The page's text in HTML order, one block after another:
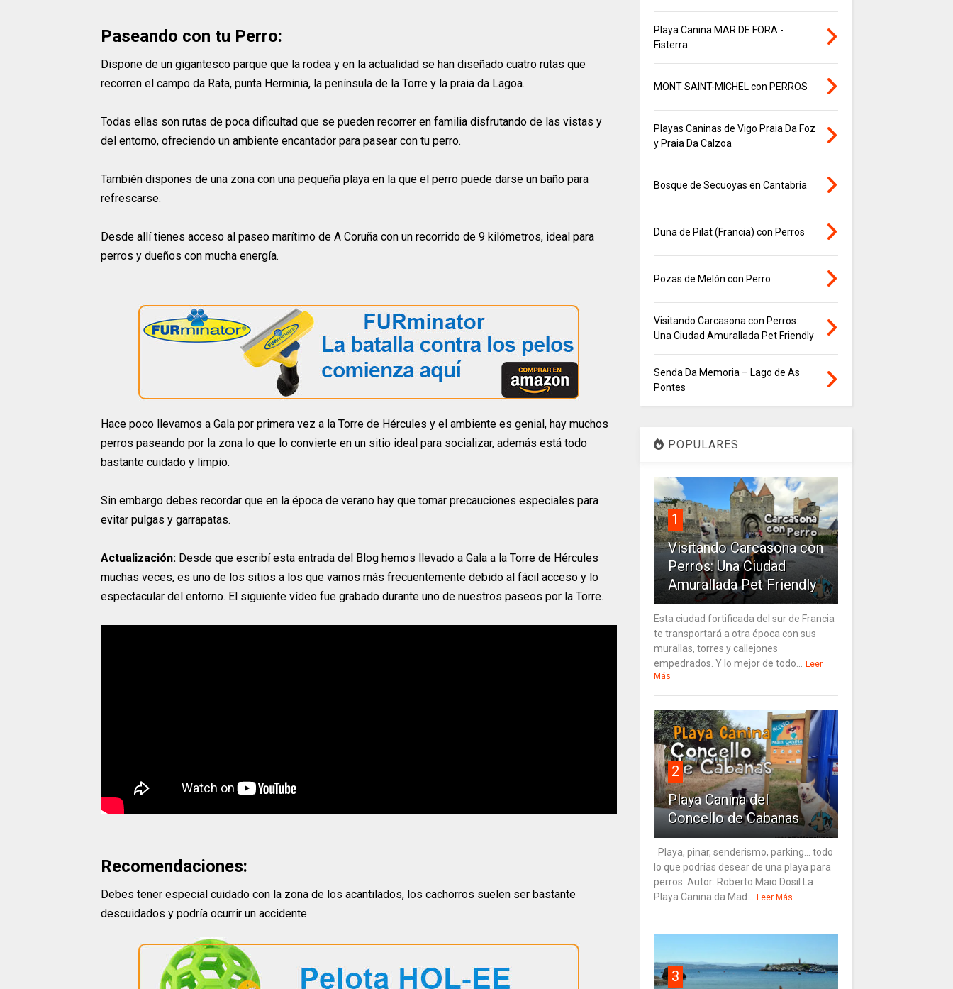
Paseando con tu Perro:
Dispone de un gigantesco parque que la rodea y en la actualidad se han diseñado cuatro rutas que
recorren el campo da Rata, punta Herminia, la península de la Torre y la praia da Lagoa.
Todas ellas son rutas de poca dificultad que se pueden recorrer en familia disfrutando de las vistas y
del entorno, ofreciendo un ambiente encantador para pasear con tu perro.
También dispones de una zona con una pequeña playa en la que el perro puede darse un baño para
refrescarse.
Desde allí tienes acceso al paseo marítimo de A Coruña con un recorrido de 9 kilómetros, ideal para
perros y dueños con mucha energía.
Hace poco llevamos a Gala por primera vez a la Torre de Hércules y el ambiente es genial, hay muchos
perros paseando por la zona lo que lo convierte en un sitio ideal para socializar, además está todo
bastante cuidado y limpio.
Sin embargo debes recordar que en la época de verano hay que tomar precauciones especiales para
evitar pulgas y garrapatas.
Actualización: Desde que escribí esta entrada del Blog hemos llevado a Gala a la Torre de Hércules
muchas veces, es uno de los sitios a los que vamos más frecuentemente debido al fácil acceso y lo
espectacular del entorno. El siguiente vídeo fue grabado durante uno de nuestros paseos por la Torre.
Recomendaciones:
Debes tener especial cuidado con la zona de los acantilados, los cachorros suelen ser bastante
descuidados y podría ocurrir un accidente.
Playa Canina MAR DE FORA -
Fisterra
MONT SAINT-MICHEL con PERROS
Playas Caninas de Vigo Praia Da Foz
y Praia Da Calzoa
Bosque de Secuoyas en Cantabria
Duna de Pilat (Francia) con Perros
Pozas de Melón con Perro
Visitando Carcasona con Perros:
Una Ciudad Amurallada Pet Friendly
Senda Da Memoria – Lago de As
Pontes
POPULARES
1
Visitando Carcasona con
Perros: Una Ciudad
Amurallada Pet Friendly
Esta ciudad fortificada del sur de Francia
te transportará a otra época con sus
murallas, torres y callejones
empedrados. Y lo mejor de todo...
Leer
Más
2
Playa Canina del
Concello de Cabanas
Playa, pinar, senderismo, parking... todo
lo que podrías desear de una playa para
perros. Autor: Roberto Maio Dosil La
Playa Canina da Mad...
Leer Más
3